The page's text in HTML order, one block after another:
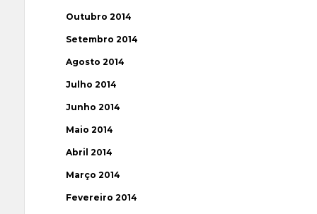
Outubro 2014
Setembro 2014
Agosto 2014
Julho 2014
Junho 2014
Maio 2014
Abril 2014
Março 2014
Fevereiro 2014